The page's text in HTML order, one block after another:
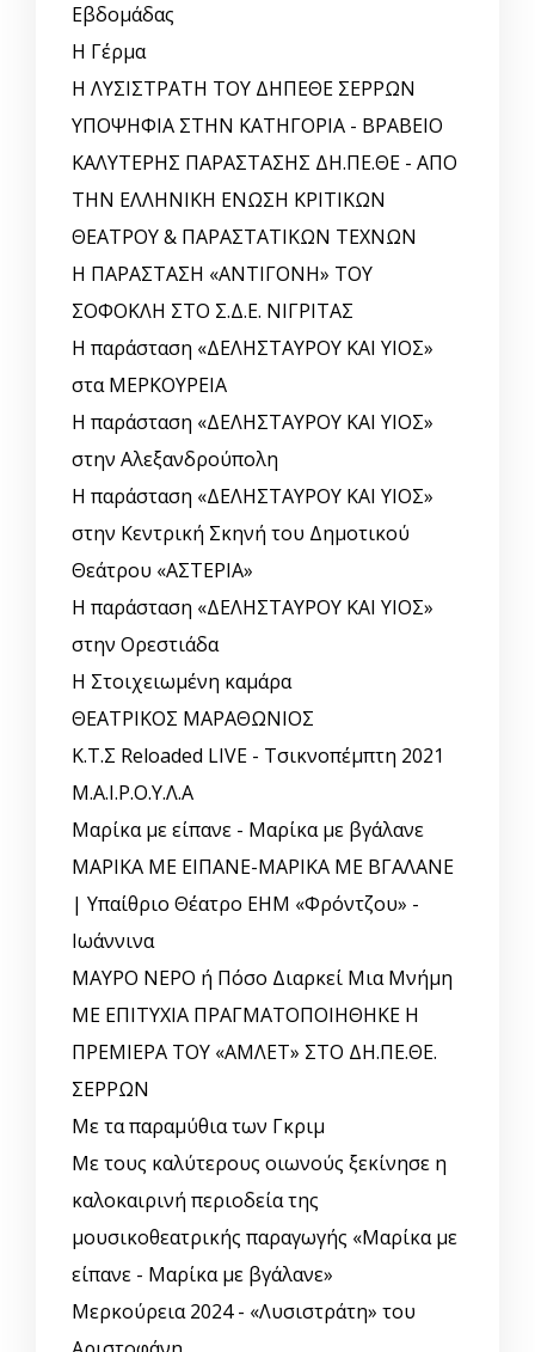
Εβδομάδας
Η Γέρμα
Η ΛΥΣΙΣΤΡΑΤΗ ΤΟΥ ΔΗΠΕΘΕ ΣΕΡΡΩΝ
ΥΠΟΨΗΦΙΑ ΣΤΗΝ ΚΑΤΗΓΟΡΙΑ - ΒΡΑΒΕΙΟ
ΚΑΛΥΤΕΡΗΣ ΠΑΡΑΣΤΑΣΗΣ ΔΗ.ΠΕ.ΘΕ - ΑΠΟ
ΤΗΝ ΕΛΛΗΝΙΚΗ ΕΝΩΣΗ ΚΡΙΤΙΚΩΝ
ΘΕΑΤΡΟΥ & ΠΑΡΑΣΤΑΤΙΚΩΝ ΤΕΧΝΩΝ
Η ΠΑΡΑΣΤΑΣΗ «ΑΝΤΙΓΟΝΗ» ΤΟΥ
ΣΟΦΟΚΛΗ ΣΤΟ Σ.Δ.Ε. ΝΙΓΡΙΤΑΣ
Η παράσταση «ΔΕΛΗΣΤΑΥΡΟΥ ΚΑΙ ΥΙΟΣ»
στα ΜΕΡΚΟΥΡΕΙΑ
Η παράσταση «ΔΕΛΗΣΤΑΥΡΟΥ ΚΑΙ ΥΙΟΣ»
στην Αλεξανδρούπολη
Η παράσταση «ΔΕΛΗΣΤΑΥΡΟΥ ΚΑΙ ΥΙΟΣ»
στην Κεντρική Σκηνή του Δημοτικού
Θεάτρου «ΑΣΤΕΡΙΑ»
Η παράσταση «ΔΕΛΗΣΤΑΥΡΟΥ ΚΑΙ ΥΙΟΣ»
στην Ορεστιάδα
Η Στοιχειωμένη καμάρα
ΘΕΑΤΡΙΚΟΣ ΜΑΡΑΘΩΝΙΟΣ
Κ.Τ.Σ Reloaded LIVE - Τσικνοπέμπτη 2021
Μ.Α.Ι.Ρ.Ο.Υ.Λ.Α
Μαρίκα με είπανε - Μαρίκα με βγάλανε
ΜΑΡΙΚΑ ΜΕ ΕΙΠΑΝΕ-ΜΑΡΙΚΑ ΜΕ ΒΓΑΛΑΝΕ
| Υπαίθριο Θέατρο ΕΗΜ «Φρόντζου» -
Ιωάννινα
ΜΑΥΡΟ ΝΕΡΟ ή Πόσο Διαρκεί Μια Μνήμη
ΜΕ ΕΠΙΤΥΧΙΑ ΠΡΑΓΜΑΤΟΠΟΙΗΘΗΚΕ Η
ΠΡΕΜΙΕΡΑ ΤΟΥ «ΑΜΛΕΤ» ΣΤΟ ΔΗ.ΠΕ.ΘΕ.
ΣΕΡΡΩΝ
Με τα παραμύθια των Γκριμ
Με τους καλύτερους οιωνούς ξεκίνησε η
καλοκαιρινή περιοδεία της
μουσικοθεατρικής παραγωγής «Μαρίκα με
είπανε - Μαρίκα με βγάλανε»
Μερκούρεια 2024 - «Λυσιστράτη» του